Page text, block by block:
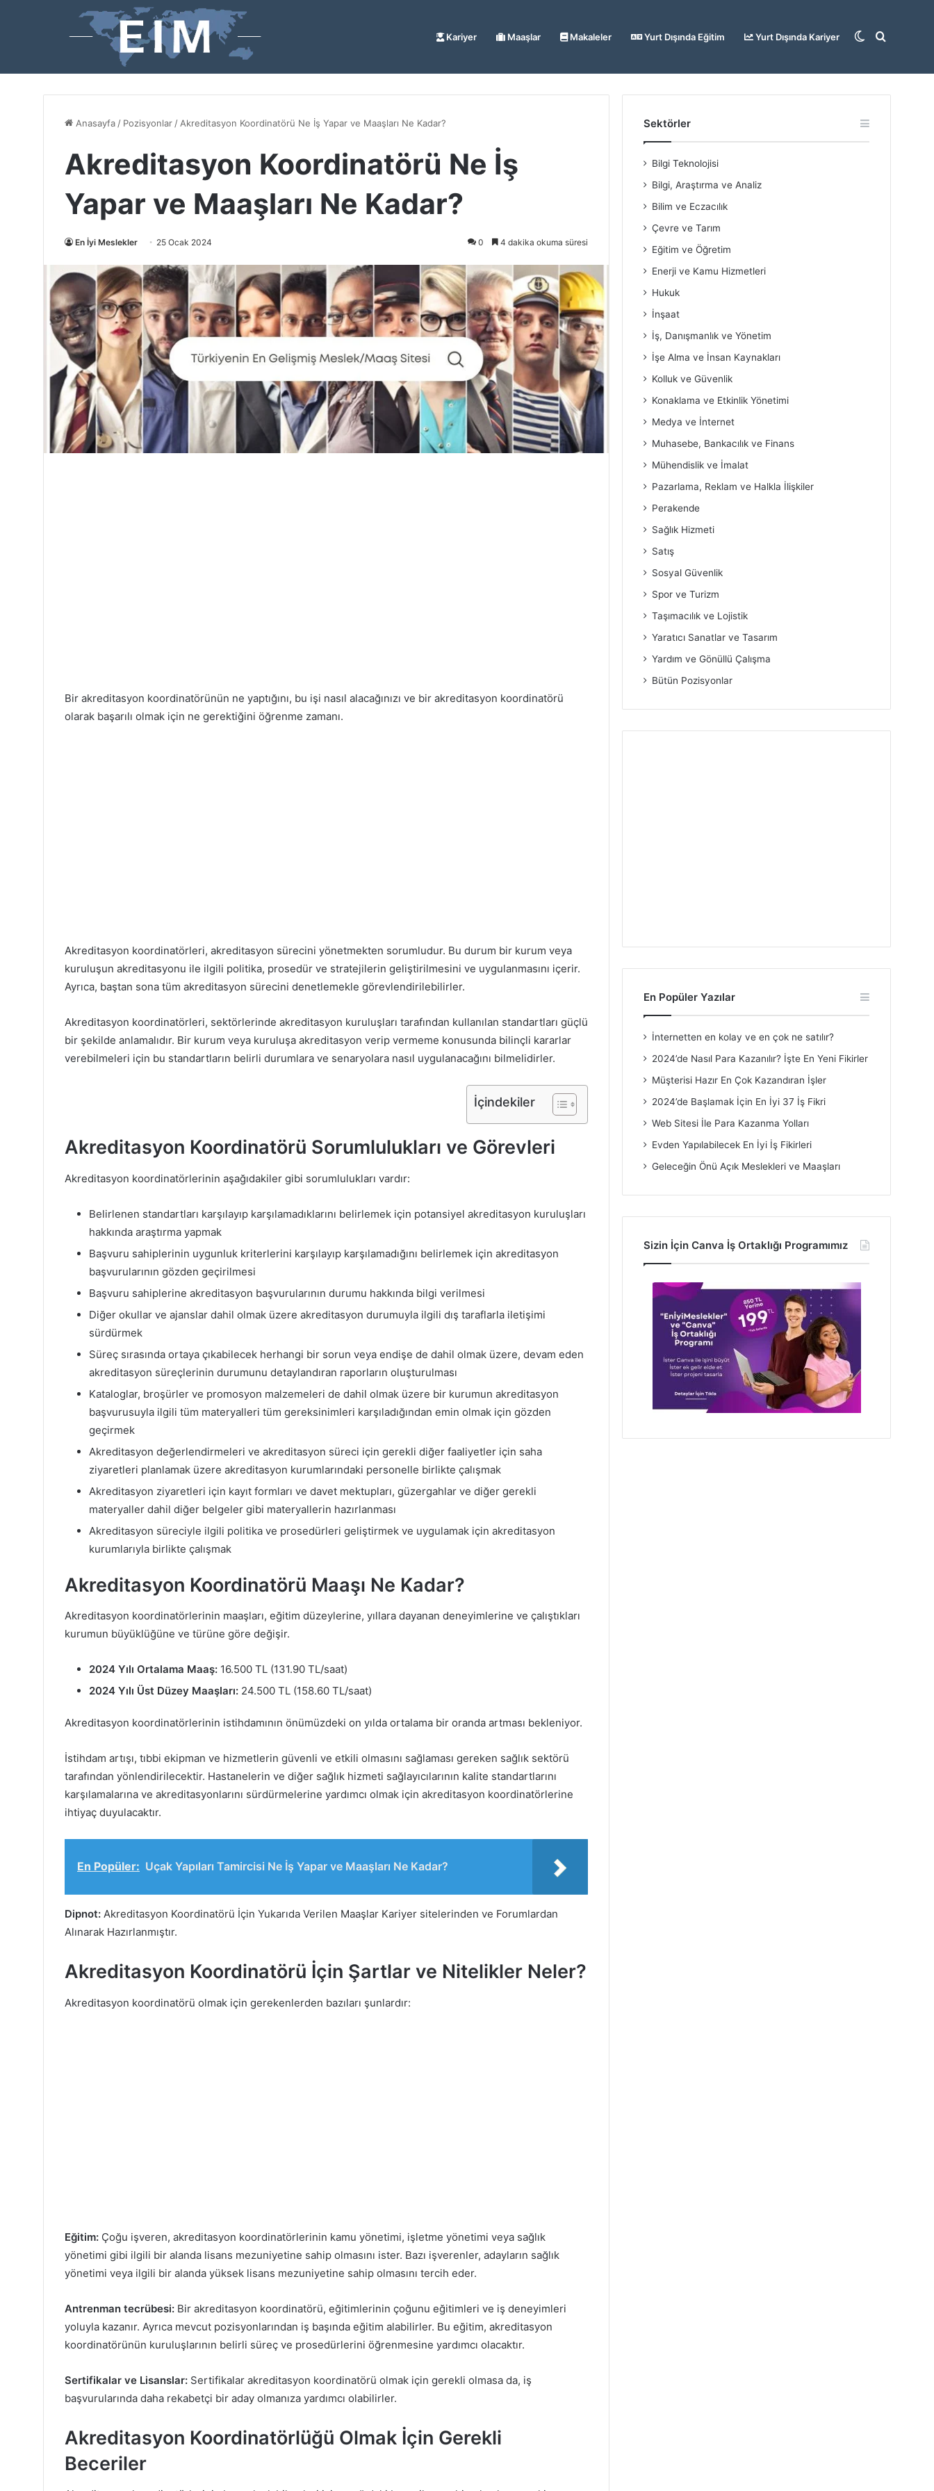
Kariyer Maaşlar Makaleler Yurt Dışında Eğitim Yurt Dışında Kariyer Arama
Dış
Anasayfa / Pozisyonlar / Akreditasyon Koordinatörü Ne İş Yapar ve Maaşları Ne Kadar?
Akreditasyon Koordinatörü Ne İş
Yapar ve Maaşları Ne Kadar?
En İyi Meslekler 25 Ocak 2024 0 4 dakika okuma süresi
Bir akreditasyon koordinatörünün ne yaptığını, bu işi nasıl alacağınızı ve bir akreditasyon koordinatörü
olarak başarılı olmak için ne gerektiğini öğrenme zamanı.
Akreditasyon koordinatörleri, akreditasyon sürecini yönetmekten sorumludur. Bu durum bir kurum veya
kuruluşun akreditasyonu ile ilgili politika, prosedür ve stratejilerin geliştirilmesini ve uygulanmasını içerir.
Ayrıca, baştan sona tüm akreditasyon sürecini denetlemekle görevlendirilebilirler.
Akreditasyon koordinatörleri, sektörlerinde akreditasyon kuruluşları tarafından kullanılan standartları güçlü
bir şekilde anlamalıdır. Bir kurum veya kuruluşa akreditasyon verip vermeme konusunda bilinçli kararlar
verebilmeleri için bu standartların belirli durumlara ve senaryolara nasıl uygulanacağını bilmelidirler.
İçindekiler
Akreditasyon Koordinatörü Sorumlulukları ve Görevleri
Akreditasyon koordinatörlerinin aşağıdakiler gibi sorumlulukları vardır:
Belirlenen standartları karşılayıp karşılamadıklarını belirlemek için potansiyel akreditasyon kuruluşları
hakkında araştırma yapmak
Başvuru sahiplerinin uygunluk kriterlerini karşılayıp karşılamadığını belirlemek için akreditasyon
başvurularının gözden geçirilmesi
Başvuru sahiplerine akreditasyon başvurularının durumu hakkında bilgi verilmesi
Diğer okullar ve ajanslar dahil olmak üzere akreditasyon durumuyla ilgili dış taraflarla iletişimi
sürdürmek
Süreç sırasında ortaya çıkabilecek herhangi bir sorun veya endişe de dahil olmak üzere, devam eden
akreditasyon süreçlerinin durumunu detaylandıran raporların oluşturulması
Kataloglar, broşürler ve promosyon malzemeleri de dahil olmak üzere bir kurumun akreditasyon
başvurusuyla ilgili tüm materyalleri tüm gereksinimleri karşıladığından emin olmak için gözden
geçirmek
Akreditasyon değerlendirmeleri ve akreditasyon süreci için gerekli diğer faaliyetler için saha
ziyaretleri planlamak üzere akreditasyon kurumlarındaki personelle birlikte çalışmak
Akreditasyon ziyaretleri için kayıt formları ve davet mektupları, güzergahlar ve diğer gerekli
materyaller dahil diğer belgeler gibi materyallerin hazırlanması
Akreditasyon süreciyle ilgili politika ve prosedürleri geliştirmek ve uygulamak için akreditasyon
kurumlarıyla birlikte çalışmak
Akreditasyon Koordinatörü Maaşı Ne Kadar?
Akreditasyon koordinatörlerinin maaşları, eğitim düzeylerine, yıllara dayanan deneyimlerine ve çalıştıkları
kurumun büyüklüğüne ve türüne göre değişir.
2024 Yılı Ortalama Maaş: 16.500 TL (131.90 TL/saat)
2024 Yılı Üst Düzey Maaşları: 24.500 TL (158.60 TL/saat)
Akreditasyon koordinatörlerinin istihdamının önümüzdeki on yılda ortalama bir oranda artması bekleniyor.
İstihdam artışı, tıbbi ekipman ve hizmetlerin güvenli ve etkili olmasını sağlaması gereken sağlık sektörü
tarafından yönlendirilecektir. Hastanelerin ve diğer sağlık hizmeti sağlayıcılarının kalite standartlarını
karşılamalarına ve akreditasyonlarını sürdürmelerine yardımcı olmak için akreditasyon koordinatörlerine
ihtiyaç duyulacaktır.
En Popüler: Uçak Yapıları Tamircisi Ne İş Yapar ve Maaşları Ne Kadar?
Dipnot: Akreditasyon Koordinatörü İçin Yukarıda Verilen Maaşlar Kariyer sitelerinden ve Forumlardan
Alınarak Hazırlanmıştır.
Akreditasyon Koordinatörü İçin Şartlar ve Nitelikler Neler?
Akreditasyon koordinatörü olmak için gerekenlerden bazıları şunlardır:
Eğitim: Çoğu işveren, akreditasyon koordinatörlerinin kamu yönetimi, işletme yönetimi veya sağlık
yönetimi gibi ilgili bir alanda lisans mezuniyetine sahip olmasını ister. Bazı işverenler, adayların sağlık
yönetimi veya ilgili bir alanda yüksek lisans mezuniyetine sahip olmasını tercih eder.
Antrenman tecrübesi: Bir akreditasyon koordinatörü, eğitimlerinin çoğunu eğitimleri ve iş deneyimleri
yoluyla kazanır. Ayrıca mevcut pozisyonlarından iş başında eğitim alabilirler. Bu eğitim, akreditasyon
koordinatörünün kuruluşlarının belirli süreç ve prosedürlerini öğrenmesine yardımcı olacaktır.
Sertifikalar ve Lisanslar: Sertifikalar akreditasyon koordinatörü olmak için gerekli olmasa da, iş
başvurularında daha rekabetçi bir aday olmanıza yardımcı olabilirler.
Akreditasyon Koordinatörlüğü Olmak İçin Gerekli
Beceriler
Sektörler
Bilgi Teknolojisi
Bilgi, Araştırma ve Analiz
Bilim ve Eczacılık
Çevre ve Tarım
Eğitim ve Öğretim
Enerji ve Kamu Hizmetleri
Hukuk
İnşaat
İş, Danışmanlık ve Yönetim
İşe Alma ve İnsan Kaynakları
Kolluk ve Güvenlik
Konaklama ve Etkinlik Yönetimi
Medya ve İnternet
Muhasebe, Bankacılık ve Finans
Mühendislik ve İmalat
Pazarlama, Reklam ve Halkla İlişkiler
Perakende
Sağlık Hizmeti
Satış
Sosyal Güvenlik
Spor ve Turizm
Taşımacılık ve Lojistik
Yaratıcı Sanatlar ve Tasarım
Yardım ve Gönüllü Çalışma
Bütün Pozisyonlar
En Popüler Yazılar
İnternetten en kolay ve en çok ne satılır?
2024’de Nasıl Para Kazanılır? İşte En Yeni Fikirler
Müşterisi Hazır En Çok Kazandıran İşler
2024’de Başlamak İçin En İyi 37 İş Fikri
Web Sitesi İle Para Kazanma Yolları
Evden Yapılabilecek En İyi İş Fikirleri
Geleceğin Önü Açık Meslekleri ve Maaşları
Sizin İçin Canva İş Ortaklığı Programımız